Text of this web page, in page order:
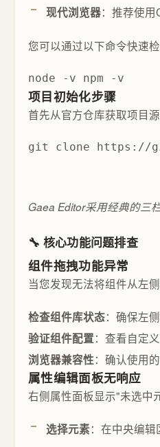
现代浏览器：推荐使用
您可以通过以下命令快速检
node -v npm -v
项目初始化步骤
首先从官方仓库获取项目源
git clone https://
Gaea Editor采用经典的三
🔧 核心功能问题排查
组件拖拽功能异常
当您发现无法将组件从左
检查组件库状态：确保左
验证组件配置：查看自定
浏览器兼容性：确认使用
属性编辑面板无响应
右侧属性面板显示"未选中
选择元素：在中央编